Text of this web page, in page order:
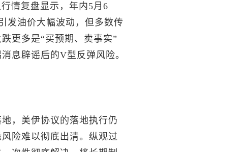
情复盘显示，年内5月6
发油价大幅波动，但多数传
更多是“买预期、卖事实”
息辟谣后的V型反弹风险。
，美伊协议的落地执行仍
险难以彻底出清。纵观过